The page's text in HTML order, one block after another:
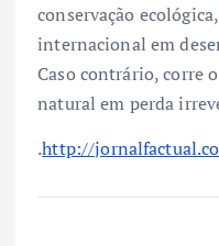
conservação
internacional em
Caso contrário, corre
natural em perda
.http://